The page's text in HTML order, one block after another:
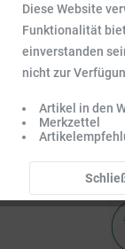
Diese Website
Funktionalität
einverstanden
nicht zur
Artikel in den
Merkzettel